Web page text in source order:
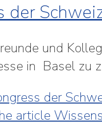
der
und
in Basel zu
der